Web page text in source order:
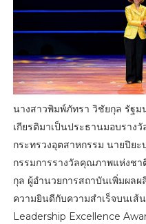
นางสาวพิมพ์ภัทรา วิชัยกุล รัฐม
เกียรติมาเป็นประธานมอบราง
กระทรวงอุตสาหกรรม นายปิย
กรรมการรางวัลคุณภาพแห่งช
กุล ผู้อำนวยการสถาบันเพิ่มผล
ความยินดีกับความสำเร็จบนเส้
Leadership Excellence